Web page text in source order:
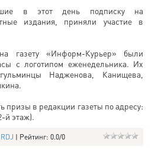
в этот день подписку на
издания, приняли участие в
газету «Информ-Курьер» были
с логотипом еженедельника. Их
Надженова, Канищева,
призы в редакции газеты по адресу:
й этаж).
RDJ | Рейтинг: 0.0/0